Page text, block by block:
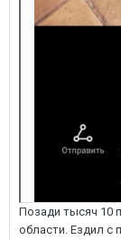
Позади тысяч 10
области. Ездил с